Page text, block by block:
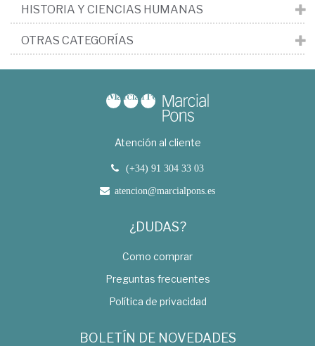
HISTORIA Y CIENCIAS HUMANAS
OTRAS CATEGORÍAS
Atención al cliente
(+34) 91 304 33 03
atencion@marcialpons.es
¿DUDAS?
Como comprar
Preguntas frecuentes
Política de privacidad
BOLETÍN DE NOVEDADES